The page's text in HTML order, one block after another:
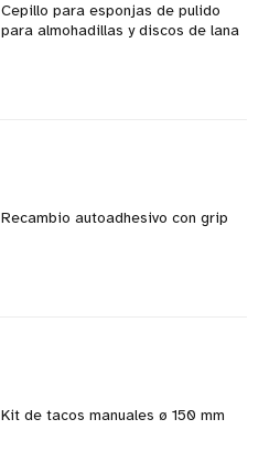
Cepillo para esponjas de pulido
para almohadillas y discos de lana
Recambio autoadhesivo con grip
Kit de tacos manuales ø 150 mm